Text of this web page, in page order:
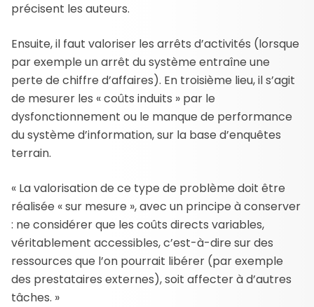
précisent les auteurs.
Ensuite, il faut valoriser les arrêts d’activités (lorsque
par exemple un arrêt du système entraîne une
perte de chiffre d’affaires). En troisième lieu, il s’agit
de mesurer les « coûts induits » par le
dysfonctionnement ou le manque de performance
du système d’information, sur la base d’enquêtes
terrain.
« La valorisation de ce type de problème doit être
réalisée « sur mesure », avec un principe à conserver
: ne considérer que les coûts directs variables,
véritablement accessibles, c’est-à-dire sur des
ressources que l’on pourrait libérer (par exemple
des prestataires externes), soit affecter à d’autres
tâches. »